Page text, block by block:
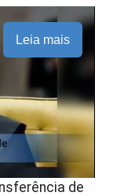
Leia mais
de